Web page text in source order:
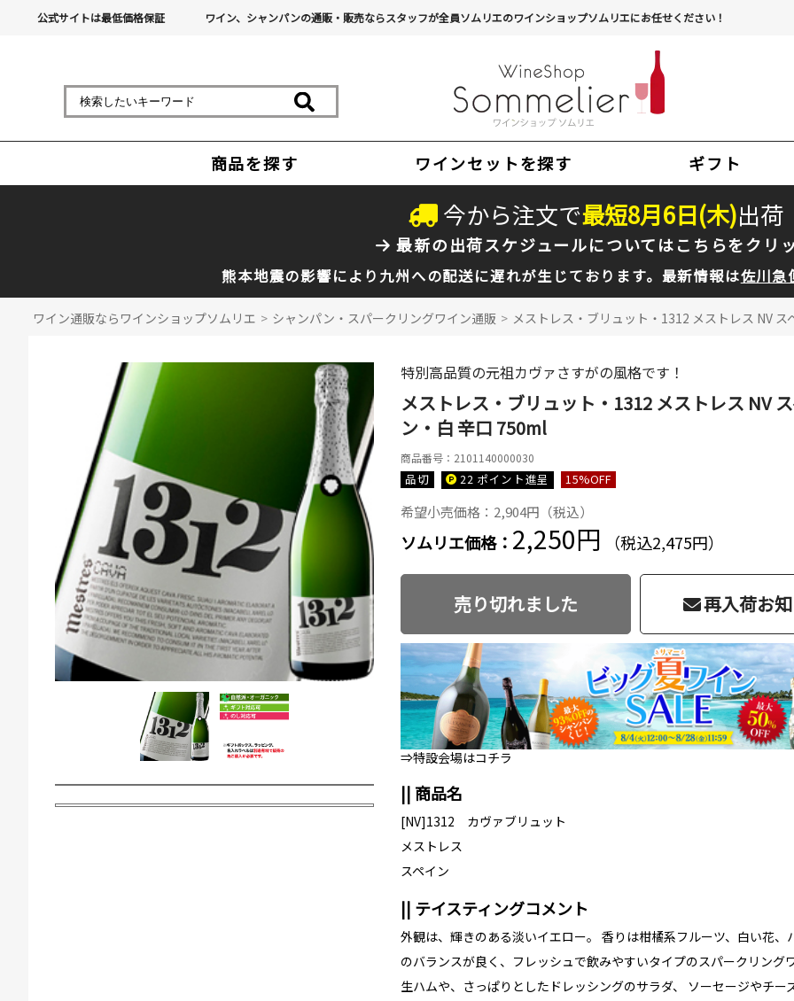
公式サイトは最低価格保証 ワイン、シャンパンの通販・販売ならスタッフが全員ソムリエのワインショップソムリエにお任せください！
商品を探す ワインセットを探す ギフト
今から注文で最短8月6日(木)出荷
最新の出荷スケジュールについてはこちらをクリ
熊本地震の影響により九州への配送に遅れが生じております。最新情報は佐川急
ワイン通販ならワインショップソムリエ > シャンパン・スパークリングワイン通販 > メストレス・ブリュット・1312 メストレス NV
特別高品質の元祖カヴァさすがの風格です！
メストレス・ブリュット・1312 メストレス NV
ン・白 辛口 750ml
商品番号：2101140000030
品切 22 ポイント進呈 15%OFF
希望小売価格：2,904円（税込）
ソムリエ価格： 2,250円 （税込2,475円）
売り切れました 再入荷お
⇒特設会場はコチラ
|| 商品名
[NV]1312 カヴァブリュット
メストレス
スペイン
|| テイスティングコメント
外観は、輝きのある淡いイエロー。 香りは柑橘系フルーツ、白い花
のバランスが良く、フレッシュで飲みやすいタイプのスパークリング
生ハムや、さっぱりとしたドレッシングのサラダ、 ソーセージやチ